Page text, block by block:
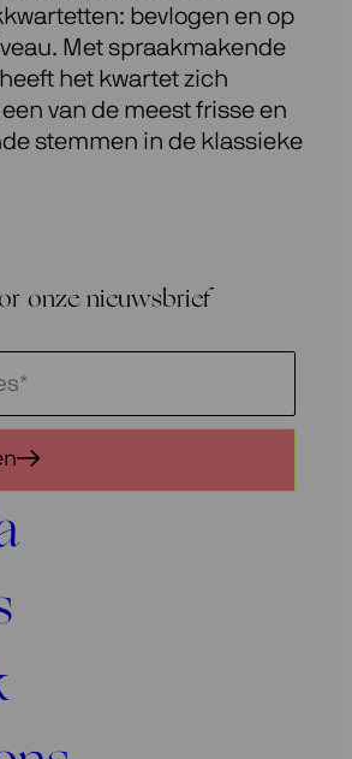
bevlogen en op
Met spraakmakende
het kwartet zich
van de meest frisse en
stemmen in de klassieke
onze nieuwsbrief